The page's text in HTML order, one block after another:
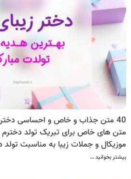
متن های خاص برای تبریک تولد دخترم
موزیکال و جملات زیبا به مناسبت تولد
بیشتر بخوانید …